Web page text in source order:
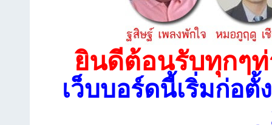
ยินดีต้อนรับทุกๆท่
เว็บบอร์ดนี้เริ่มก่อ